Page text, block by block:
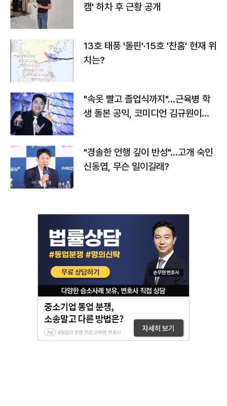
캠' 하차 후 근황 공개
13호 태풍 '돌핀'·15호 '찬홈' 현재 위
치는?
"속옷 빨고 졸업식까지"…근육병 학
생 돌본 공익, 코미디언 김규원이었
"경솔한 언행 깊이 반성"…고개 숙인
신동엽, 무슨 일이길래?